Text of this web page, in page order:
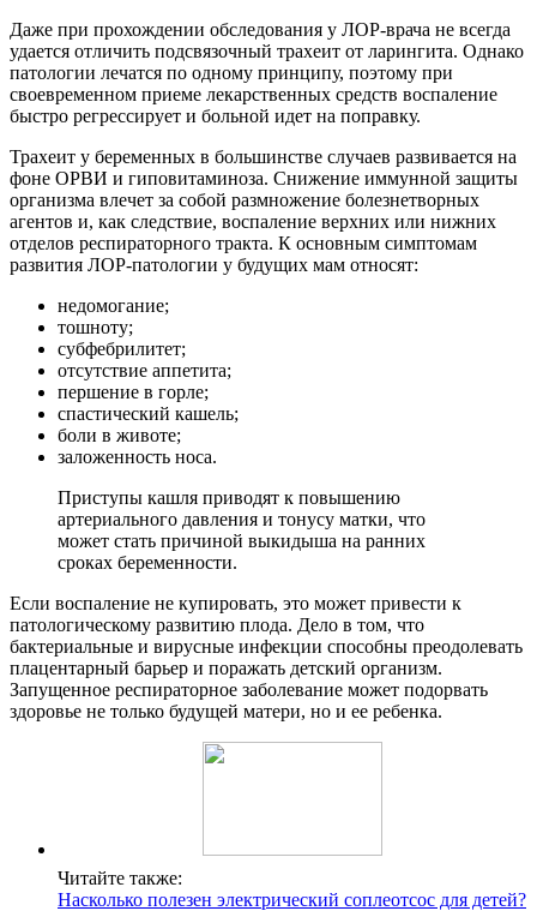
Даже при прохождении обследования у ЛОР-врача не всегда
удается отличить подсвязочный трахеит от ларингита. Однако
патологии лечатся по одному принципу, поэтому при
своевременном приеме лекарственных средств воспаление
быстро регрессирует и больной идет на поправку.
Трахеит у беременных в большинстве случаев развивается на
фоне ОРВИ и гиповитаминоза. Снижение иммунной защиты
организма влечет за собой размножение болезнетворных
агентов и, как следствие, воспаление верхних или нижних
отделов респираторного тракта. К основным симптомам
развития ЛОР-патологии у будущих мам относят:
недомогание;
тошноту;
субфебрилитет;
отсутствие аппетита;
першение в горле;
спастический кашель;
боли в животе;
заложенность носа.
Приступы кашля приводят к повышению
артериального давления и тонусу матки, что
может стать причиной выкидыша на ранних
сроках беременности.
Если воспаление не купировать, это может привести к
патологическому развитию плода. Дело в том, что
бактериальные и вирусные инфекции способны преодолевать
плацентарный барьер и поражать детский организм.
Запущенное респираторное заболевание может подорвать
здоровье не только будущей матери, но и ее ребенка.
Читайте также:
Насколько полезен электрический соплеотсос для детей?